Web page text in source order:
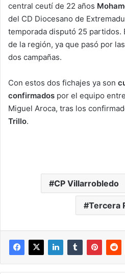
central ceutí de 22 años
del CD Diocesano de
temporada disputó 25 partidos.
de la región, ya que pasó por
dos campañas.
Con estos dos fichajes ya son
confirmados por el equipo
Miguel Aroca, tras los
Trillo.
CP Villarrobledo
Tercera